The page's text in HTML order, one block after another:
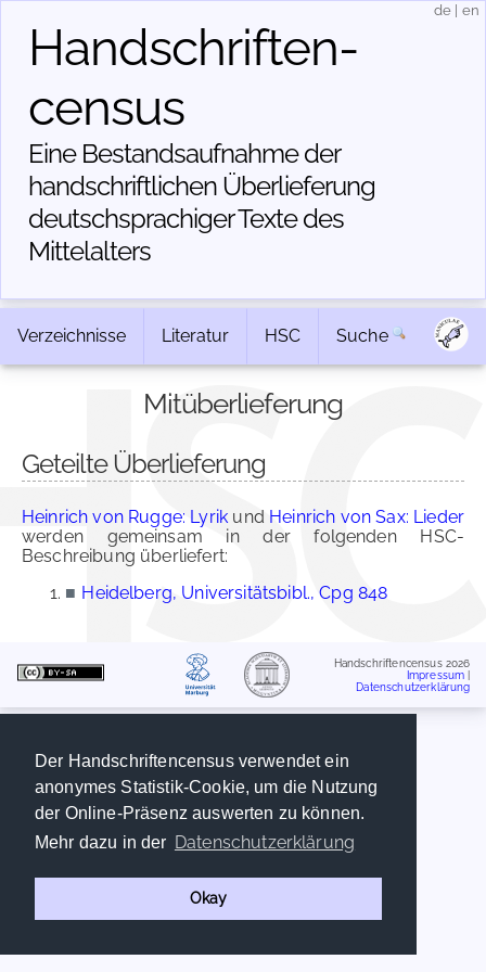
Der Handschriftencensus verwendet ein
anonymes Statistik-Cookie, um die Nutzung
der Online-Präsenz auswerten zu können.
Mehr dazu in der Datenschutzerklärung
Okay
Handschriften­
census
Eine Bestandsaufnahme der
handschriftlichen Über­lieferung
deutschsprachiger Texte des
Mittelalters
de en
Verzeichnisse Literatur HSC Suche
Mitüberlieferung
Geteilte Überlieferung
Heinrich von Rugge: Lyrik und Heinrich von Sax: Lieder
werden gemeinsam in der folgenden HSC-
Beschreibung überliefert:
■ Heidelberg, Universitätsbibl., Cpg 848
Handschriftencensus 2026
Impressum
Datenschutzerklärung